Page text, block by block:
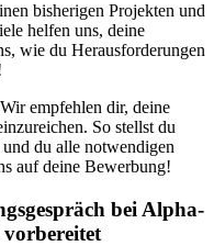
bisherigen Projekten und
helfen uns, deine
wie du Herausforderungen
Wir empfehlen dir, deine
So stellst du
du alle notwendigen
auf deine Bewerbung!
bei Alpha-